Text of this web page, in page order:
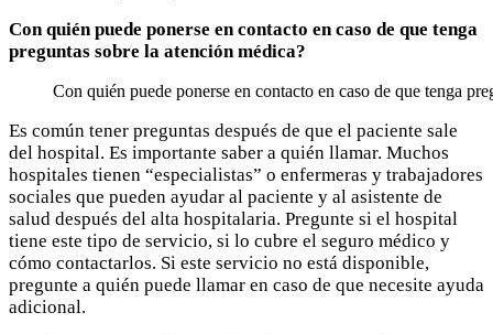
Con quién puede ponerse en contacto en caso de que tenga
preguntas sobre la atención médica?
Con quién puede ponerse en contacto en caso de que tenga
Es común tener preguntas después de que el paciente sale
del hospital. Es importante saber a quién llamar. Muchos
hospitales tienen “especialistas” o enfermeras y trabajadores
sociales que pueden ayudar al paciente y al asistente de
salud después del alta hospitalaria. Pregunte si el hospital
tiene este tipo de servicio, si lo cubre el seguro médico y
cómo contactarlos. Si este servicio no está disponible,
pregunte a quién puede llamar en caso de que necesite ayuda
adicional.